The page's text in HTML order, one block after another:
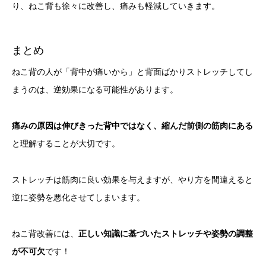
り、ねこ背も徐々に改善し、痛みも軽減していきます。
まとめ
ねこ背の人が「背中が痛いから」と背面ばかりストレッチしてし
まうのは、逆効果になる可能性があります。
痛みの原因は伸びきった背中ではなく、縮んだ前側の筋肉にある
と理解することが大切です。
ストレッチは筋肉に良い効果を与えますが、やり方を間違えると
逆に姿勢を悪化させてしまいます。
ねこ背改善には、 正しい知識に基づいたストレッチや姿勢の調整
が不可欠です！